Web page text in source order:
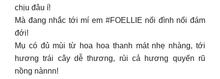
chịu đâu í!
Mà đang nhắc tới mí em #FOELLIE nổi đình nổi đám
đới!
Mụ có đủ mùi từ hoa hoa thanh mát nhẹ nhàng, tới
hương trái cây dễ thương, rùi cả hương quyến rũ
nồng nànnn!